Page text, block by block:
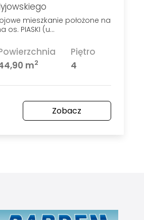
mieszkanie położone na
os. PIASKI (u…
m2
Piętro
4
Zobacz